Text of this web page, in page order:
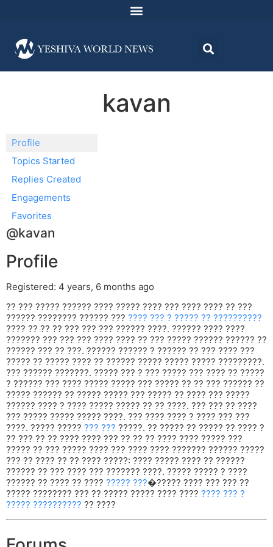
kavan
Profile
Topics Started
Replies Created
Engagements
Favorites
@kavan
Profile
Registered: 4 years, 6 months ago
?? ??? ????? ?????? ???? ????? ???? ??? ???? ???? ?? ???
?????? ???????? ?????? ??? ???? ??? ? ????? ?? ??????????
???? ?? ?? ?? ??? ??? ??? ?????? ????. ?????? ???? ????
??????? ??? ??? ??? ???? ???? ?? ??? ????? ?????? ?????? ??
?????? ??? ?? ???. ?????? ?????? ? ?????? ?? ??? ???? ???
????? ?? ????? ???? ?? ?????? ????? ????? ????? ?????????.
??? ?????? ???????. ????? ??? ? ??? ????? ??? ???? ?? ?????
? ?????? ??? ???? ????? ????? ??? ????? ?? ?? ??? ?????? ??
????? ?????? ?? ????? ????? ??? ????? ?? ???? ??? ?????
?????? ???? ? ???? ????? ????? ?? ?? ????. ??? ??? ?? ????
??? ????? ????? ????? ????. ??? ???? ???? ? ???? ??? ???
????. ????? ????? ??? ??? ?????. ?? ????? ?? ????? ?? ???? ?
?? ??? ?? ?? ???? ???? ??? ?? ?? ?? ???? ???? ????? ???
????? ?? ??? ????? ???? ??? ???? ???? ??????? ?????? ?????
??? ?? ???? ?? ?? ???? ?????: ???? ????? ???? ?? ??????
?????? ?? ??? ???? ??? ??????? ????. ????? ????? ? ????
?????? ?? ???? ?? ???? ????? ???�????? ???? ??? ??? ??
????? ???????? ??? ?? ????? ????? ???? ???? ???? ??? ?
????? ?????????? ?? ????